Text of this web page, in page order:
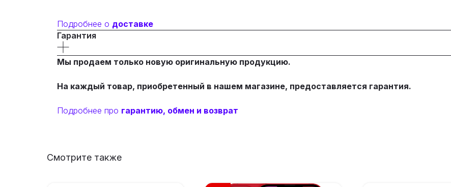
Подробнее о доставке
Гарантия
Мы продаем только новую оригинальную продукцию.
На каждый товар, приобретенный в нашем магазине, предоставляется гарантия.
Подробнее про гарантию, обмен и возврат
Смотрите также